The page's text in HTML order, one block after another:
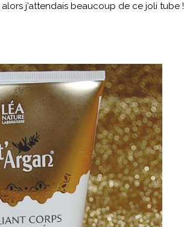
j’attendais beaucoup de ce joli tube !